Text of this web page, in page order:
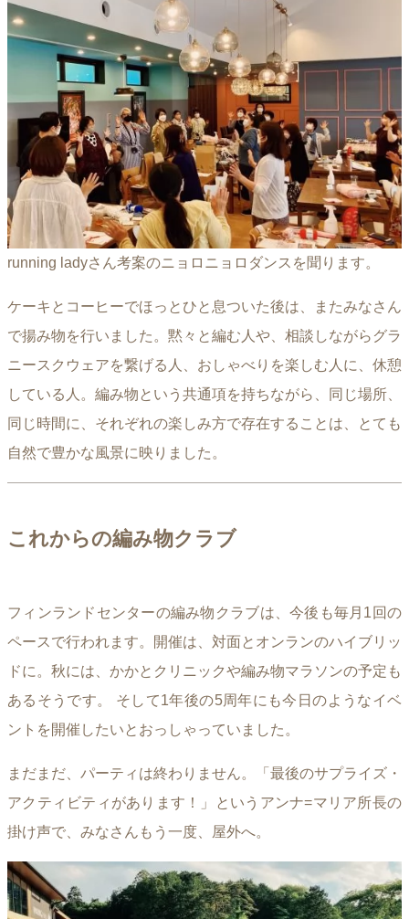
running ladyさん考案のニョロニョロダンスを聞ります。
ケーキとコーヒーでほっとひと息ついた後は、またみなさん
で揚み物を行いました。黙々と編む人や、相談しながらグラ
ニースクウェアを繋げる人、おしゃべりを楽しむ人に、休憩
している人。編み物という共通項を持ちながら、同じ場所、
同じ時間に、それぞれの楽しみ方で存在することは、とても
自然で豊かな風景に映りました。
これからの編み物クラブ
フィンランドセンターの編み物クラブは、今後も毎月1回の
ペースで行われます。開催は、対面とオンランのハイブリッ
ドに。秋には、かかとクリニックや編み物マラソンの予定も
あるそうです。 そして1年後の5周年にも今日のようなイベ
ントを開催したいとおっしゃっていました。
まだまだ、パーティは終わりません。「最後のサプライズ・
アクティビティがあります！」というアンナ=マリア所長の
掛け声で、みなさんもう一度、屋外へ。